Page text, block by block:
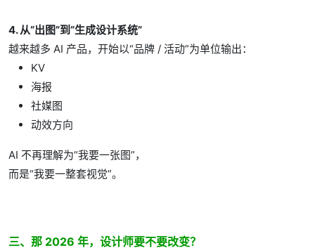
4. 从“出图”到“生成设计系统”
越来越多 AI 产品，开始以“品牌 / 活动”为单位输出：
KV
海报
社媒图
动效方向
AI 不再理解为“我要一张图”，
而是“我要一整套视觉”。
三、那 2026 年，设计师要不要改变？